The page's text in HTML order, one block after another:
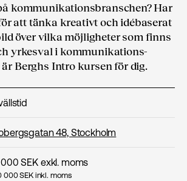
kommunikations­branschen? Har
att tänka kreativt och idébaserat
över vilka möjligheter som finns
yrkesval i kommunikations­
Berghs Intro kursen för dig.
48, Stockholm
SEK exkl. moms
000SEK inkl. moms